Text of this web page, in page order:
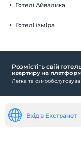
Готелі Айвалика
Готелі Ізміра
Розмістіть свій
квартиру на
Легка та
Вхід в Екстранет